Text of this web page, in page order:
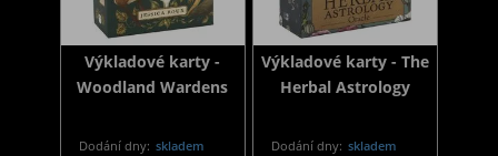
Výkladové karty -
Woodland Wardens
Dodání dny: skladem
Výkladové karty - The
Herbal Astrology
Dodání dny: skladem